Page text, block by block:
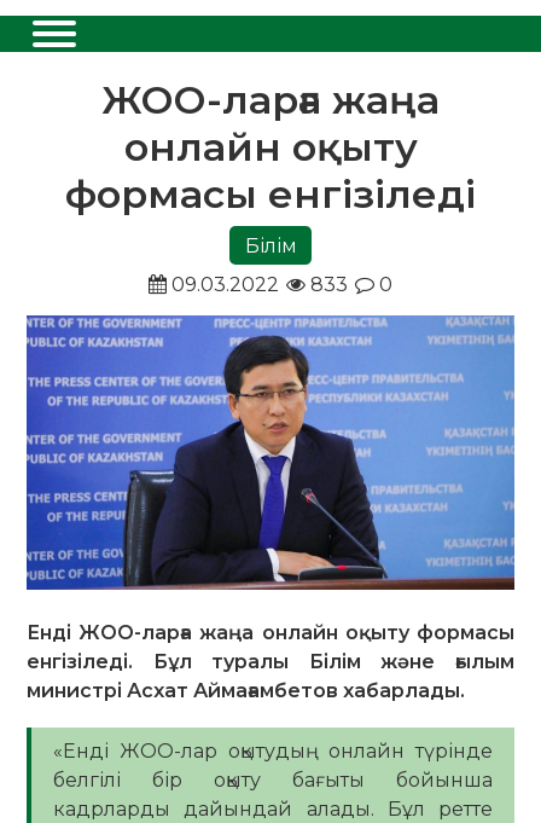
ЖОО-ларға жаңа
онлайн оқыту
формасы енгізіледі
Білім
09.03.2022
833 0
Енді ЖОО-ларға жаңа онлайн оқыту формасы
енгізіледі. Бұл туралы Білім және ғылым
министрі Асхат Аймағамбетов хабарлады.
«Енді ЖОО-лар оқытудың онлайн түрінде
белгілі бір оқыту бағыты бойынша
кадрларды дайындай алады. Бұл ретте